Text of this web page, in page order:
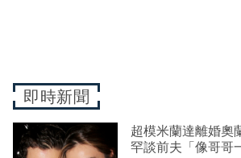
即時新聞
超模米蘭達離婚
罕談前夫「像哥哥